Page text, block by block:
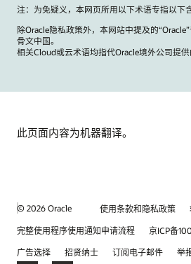
注：为免疑义，本网页所用以下术语专指以下含
除Oracle隐私政策外，本网站中提及的
骨文中国。
相关Cloud或云术语均指代Oracle境外公司提供
此页面内容为机器翻译。
© 2026 Oracle 使用条款和隐私政策
完整使用程序使用通知申请流程
京ICP备
广告选择
招贤纳士 订阅电子邮件 举